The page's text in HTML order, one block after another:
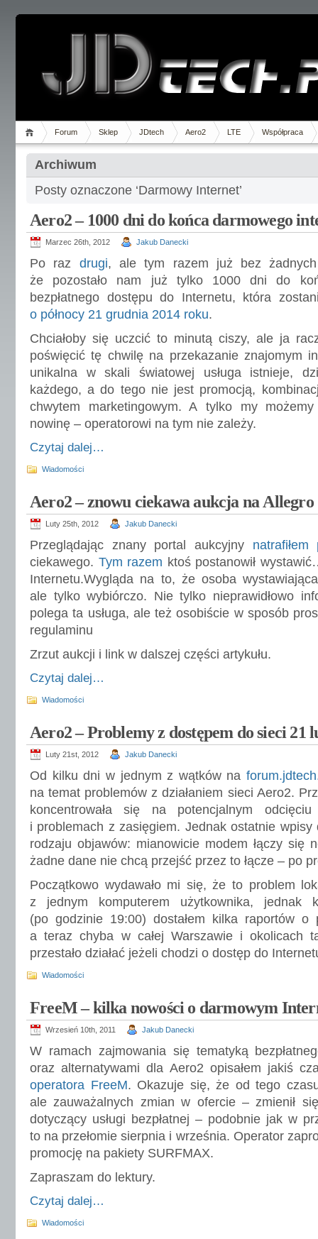
Forum Sklep JDtech Aero2 LTE Współpraca
Archiwum
Posty oznaczone ‘Darmowy Internet’
Aero2 – 1000 dni do końca darmowego
Marzec 26th, 2012 Jakub Danecki
Po raz drugi, ale tym razem już bez żadnych
że pozostało nam już tylko 1000 dni do
bezpłatnego dostępu do Internetu, która
o północy 21 grudnia 2014 roku.
Chciałoby się uczcić to minutą ciszy, ale ja
poświęcić tę chwilę na przekazanie znajomym
unikalna w skali światowej usługa istnieje,
każdego, a do tego nie jest promocją,
chwytem marketingowym. A tylko my
nowinę – operatorowi na tym nie zależy.
Czytaj dalej…
Wiadomości
Aero2 – znowu ciekawa aukcja na Allegro
Luty 25th, 2012 Jakub Danecki
Przeglądając znany portal aukcyjny
ciekawego. Tym razem ktoś postanowił
Internetu.Wygląda na to, że osoba
ale tylko wybiórczo. Nie tylko nieprawidłowo
polega ta usługa, ale też osobiście w sposób
regulaminu
Zrzut aukcji i link w dalszej części artykułu.
Czytaj dalej…
Wiadomości
Aero2 – Problemy z dostępem do sieci 21
Luty 21st, 2012 Jakub Danecki
Od kilku dni w jednym z wątków na
na temat problemów z działaniem sieci Aero2.
koncentrowała się na potencjalnym
i problemach z zasięgiem. Jednak ostatnie wpisy
rodzaju objawów: mianowicie modem łączy się
żadne dane nie chcą przejść przez to łącze – po
Początkowo wydawało mi się, że to problem
z jednym komputerem użytkownika, jednak
(po godzinie 19:00) dostałem kilka raportów o
a teraz chyba w całej Warszawie i okolicach
przestało działać jeżeli chodzi o dostęp do
Wiadomości
FreeM – kilka nowości o darmowym
Wrzesień 10th, 2011 Jakub Danecki
W ramach zajmowania się tematyką
oraz alternatywami dla Aero2 opisałem jakiś
operatora FreeM. Okazuje się, że od tego
ale zauważalnych zmian w ofercie – zmienił
dotyczący usługi bezpłatnej – podobnie jak w
to na przełomie sierpnia i września. Operator
promocję na pakiety SURFMAX.
Zapraszam do lektury.
Czytaj dalej…
Wiadomości